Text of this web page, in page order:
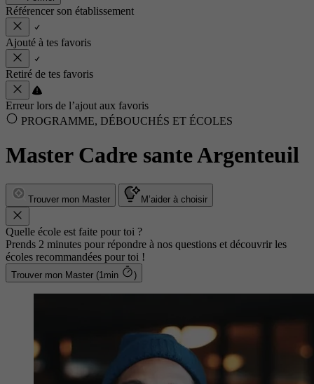
Référencer son établissement
Ajouté à tes favoris
Retiré de tes favoris
Erreur lors de l’ajout aux favoris
PROGRAMME, DÉBOUCHÉS ET ÉCOLES
Master Cadre sante Argenteuil
Trouver mon Master M’aider à choisir
Quelle école est faite pour toi ?
Prends 2 minutes pour répondre à nos questions et découvrir les
écoles recommandées pour toi !
Trouver mon Master (1min )